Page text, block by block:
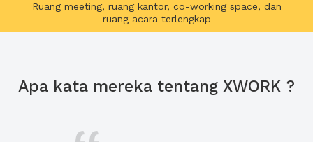
Ruang meeting, ruang kantor, co-working space, dan
ruang acara terlengkap
Apa kata mereka tentang XWORK ?